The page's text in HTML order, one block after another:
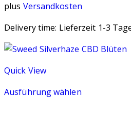
plus Versandkosten
Delivery time: Lieferzeit 1-3
Quick View
Ausführung wählen